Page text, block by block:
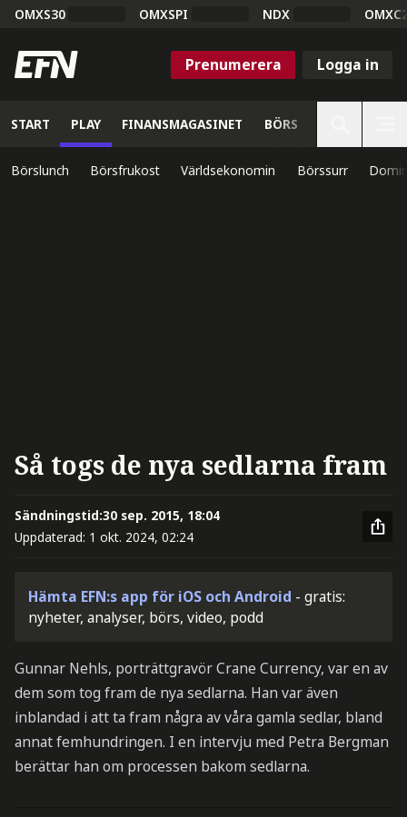
OMXS30 OMXSPI NDX
Prenumerera Logga in
START PLAY FINANSMAGASINET BÖRS
Börslunch Börsfrukost Världsekonomin Börssurr
Så togs de nya sedlarna fram
Sändningstid:30 sep. 2015, 18:04
Uppdaterad: 1 okt. 2024, 02:24
Hämta EFN:s app för iOS och Android - gratis:
nyheter, analyser, börs, video, podd
Gunnar Nehls, porträttgravör Crane Currency, var en av
dem som tog fram de nya sedlarna. Han var även
inblandad i att ta fram några av våra gamla sedlar, bland
annat femhundringen. I en intervju med Petra Bergman
berättar han om processen bakom sedlarna.